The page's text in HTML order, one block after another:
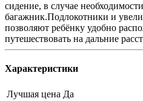
сидение, в случае
багажник.Подлокотники и
позволяют ребёнку удобно
путешествовать на дальние
Характеристики
Лучшая цена Да